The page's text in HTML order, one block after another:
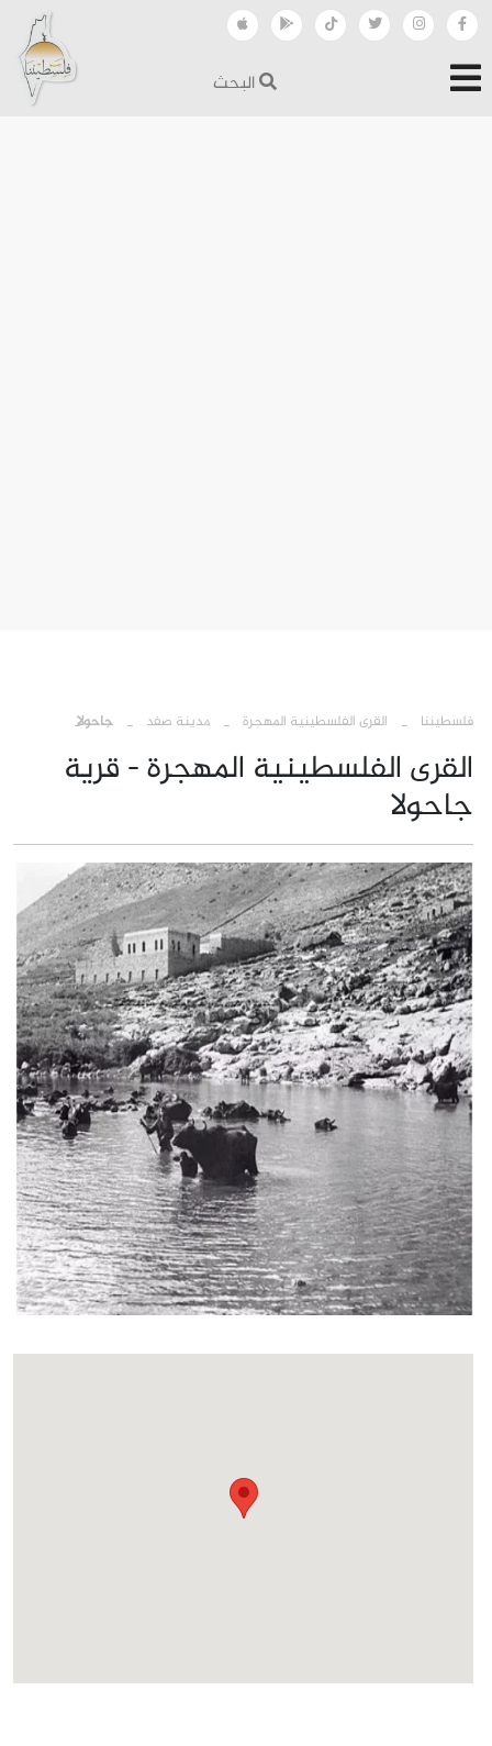
البحث
فلسطيننا › القرى الفلسطينية المهجرة مدينة صفد جاحولا
القرى الفلسطينية المهجرة - قرية
جاحولا